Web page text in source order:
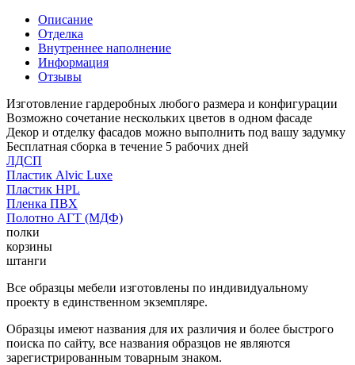
Описание
Отделка
Внутреннее наполнение
Информация
Отзывы
Изготовление гардеробных любого размера и конфигурации
Возможно сочетание нескольких цветов в одном фасаде
Декор и отделку фасадов можно выполнить под вашу задумку
Бесплатная сборка в течение 5 рабочих дней
ЛДСП
Пластик Alvic Luxe
Пластик HPL
Пленка ПВХ
Полотно АГТ (МДФ)
полки
корзины
штанги
Все образцы мебели изготовлены по индивидуальному
проекту в единственном экземпляре.
Образцы имеют названия для их различия и более быстрого
поиска по сайту, все названия образцов не являются
зарегистрированным товарным знаком.